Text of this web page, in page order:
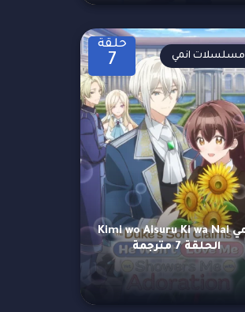
حلقة
7
انمي Kimi wo Aisuru Ki wa Nai
الحلقة 7 مترجمة
مسلسلات انمي